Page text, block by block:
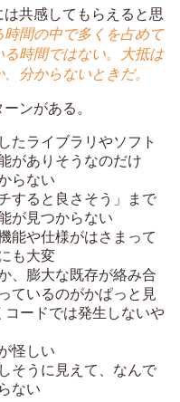
共感してもらえると思
時間の中で多くを占めて
時間ではない。大抵は
分からないときだ。
ンがある。
たライブラリやソフト
がありそうなのだけ
らない
すると良さそう」まで
が見つからない
能や仕様がはさまって
も大変
、膨大な既存が絡み合
ているのがかぱっと見
ードでは発生しないや
怪しい
そうに見えて、なんで
ない